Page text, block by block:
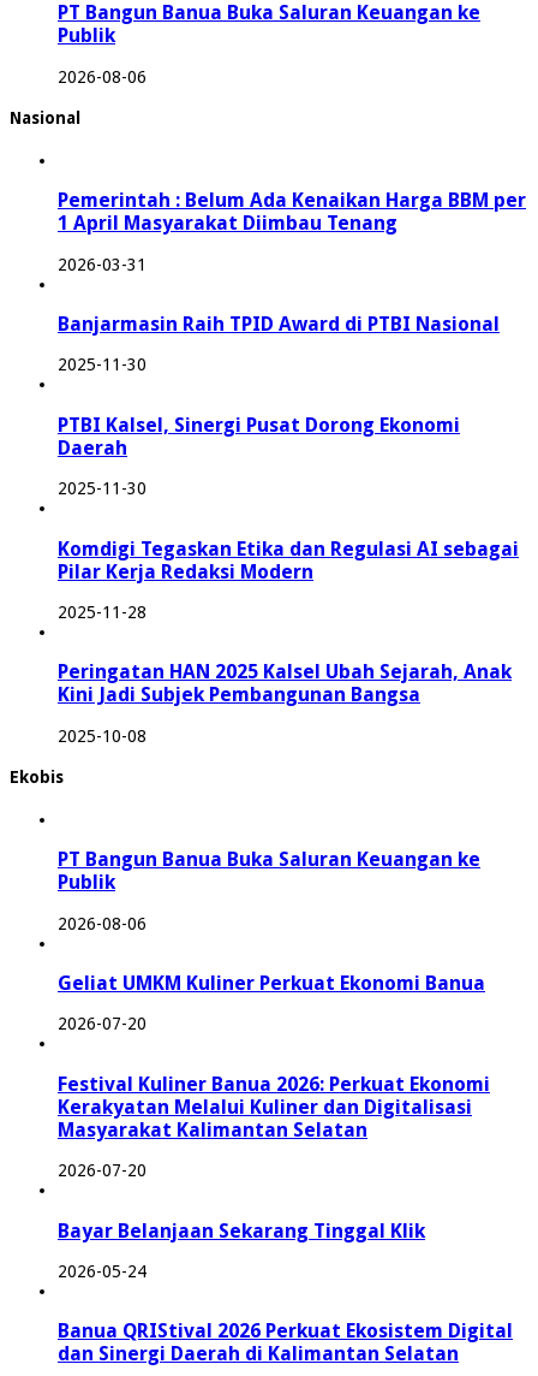
PT Bangun Banua Buka Saluran Keuangan ke
Publik
2026-08-06
Nasional
Pemerintah : Belum Ada Kenaikan Harga BBM per
1 April Masyarakat Diimbau Tenang
2026-03-31
Banjarmasin Raih TPID Award di PTBI Nasional
2025-11-30
PTBI Kalsel, Sinergi Pusat Dorong Ekonomi
Daerah
2025-11-30
Komdigi Tegaskan Etika dan Regulasi AI sebagai
Pilar Kerja Redaksi Modern
2025-11-28
Peringatan HAN 2025 Kalsel Ubah Sejarah, Anak
Kini Jadi Subjek Pembangunan Bangsa
2025-10-08
Ekobis
PT Bangun Banua Buka Saluran Keuangan ke
Publik
2026-08-06
Geliat UMKM Kuliner Perkuat Ekonomi Banua
2026-07-20
Festival Kuliner Banua 2026: Perkuat Ekonomi
Kerakyatan Melalui Kuliner dan Digitalisasi
Masyarakat Kalimantan Selatan
2026-07-20
Bayar Belanjaan Sekarang Tinggal Klik
2026-05-24
Banua QRIStival 2026 Perkuat Ekosistem Digital
dan Sinergi Daerah di Kalimantan Selatan